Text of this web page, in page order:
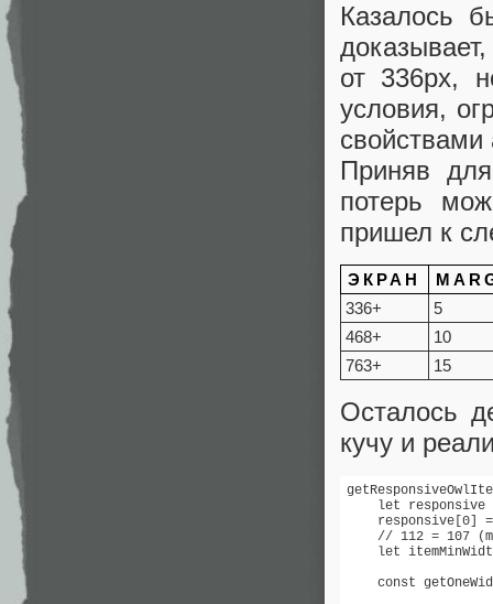
Казалось
от 336рх,
условия,
свойствами
Приняв
потерь
пришел к
ЭКРАН
336+
5
468+
10
763+
15
Осталось
кучу и
let responsive
responsive[0]
// 112 = 107
let
const